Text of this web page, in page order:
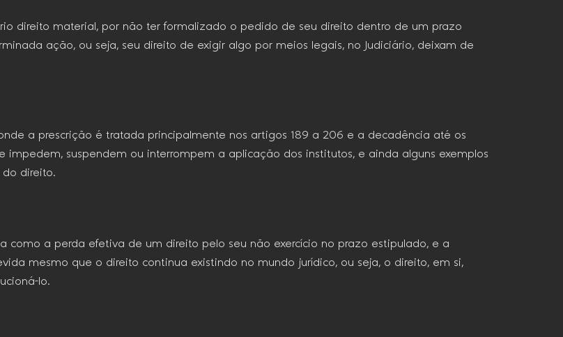
direito material, por não ter formalizado o pedido de seu direito dentro de um prazo
ação, ou seja, seu direito de exigir algo por meios legais, no Judiciário, deixam de
a prescrição é tratada principalmente nos artigos 189 a 206 e a decadência até os
impedem, suspendem ou interrompem a aplicação dos institutos, e ainda alguns exemplos
direito.
como a perda efetiva de um direito pelo seu não exercício no prazo estipulado, e a
mesmo que o direito continua existindo no mundo jurídico, ou seja, o direito, em si,
lo.